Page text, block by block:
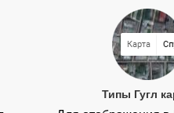
Типы Гугл